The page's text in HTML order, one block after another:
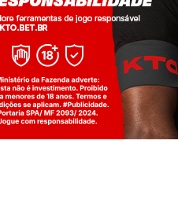
Jogue com responsabilidade. 18+